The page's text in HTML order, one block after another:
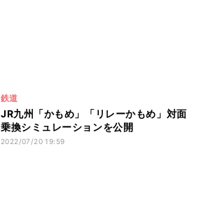
鉄道
JR九州「かもめ」「リレーかもめ」対面
乗換シミュレーションを公開
2022/07/20 19:59